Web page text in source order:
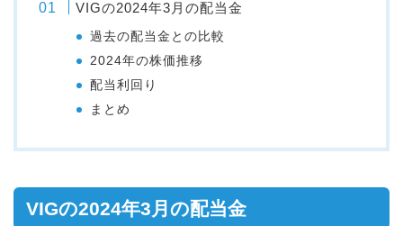
VIGの2024年3月の配当金
過去の配当金との比較
2024年の株価推移
配当利回り
まとめ
VIGの2024年3月の配当金